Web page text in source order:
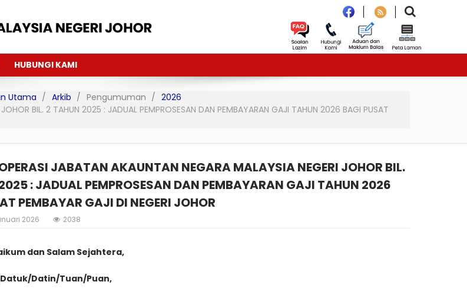
HUBUNGI KAMI
Utama Arkib Pengumuman
2026
BIL. 2 TAHUN 2025 : JADUAL PEMPROSESAN DAN PEMBAYARAN GAJI TAHUN 2026 BAGI PUSAT
JABATAN AKAUNTAN NEGARA MALAYSIA NEGERI JOHOR BIL.
: JADUAL PEMPROSESAN DAN PEMBAYARAN GAJI TAHUN 2026
PEMBAYAR GAJI DI NEGERI JOHOR
2026 2038
dan Salam Sejahtera,
Datuk/Datin/Tuan/Puan,